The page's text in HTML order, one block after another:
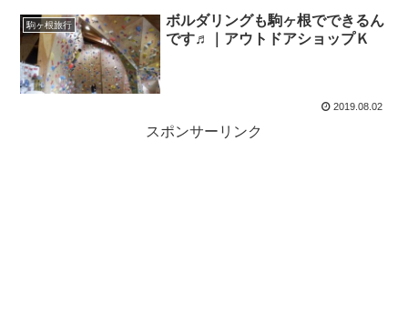
駒ヶ根旅行
ボルダリングも駒ヶ根でできるん
です♬｜アウトドアショップＫ
2019.08.02
スポンサーリンク